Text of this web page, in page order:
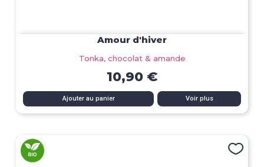
Amour d'hiver
Tonka, chocolat & amande
10,90 €
Ajouter au panier Voir plus